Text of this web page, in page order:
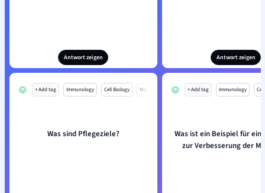
Antwort zeigen Antwort zeigen
+ Add tag Immunology Cell Biology Mo
Was sind Pflegeziele?
+ Add tag Immunology
Was ist ein Beispiel für ein
zur Verbesserung der